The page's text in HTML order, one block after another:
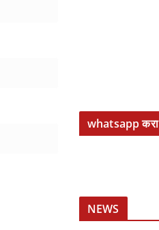
whatsapp करा
NEWS